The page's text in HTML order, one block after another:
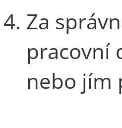
Za
pracovní
nebo jím